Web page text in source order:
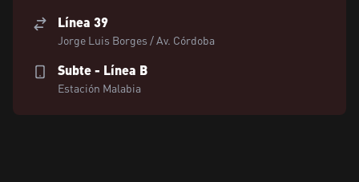
Línea 39
Jorge Luis Borges / Av. Córdoba
Subte - Línea B
Estación Malabia